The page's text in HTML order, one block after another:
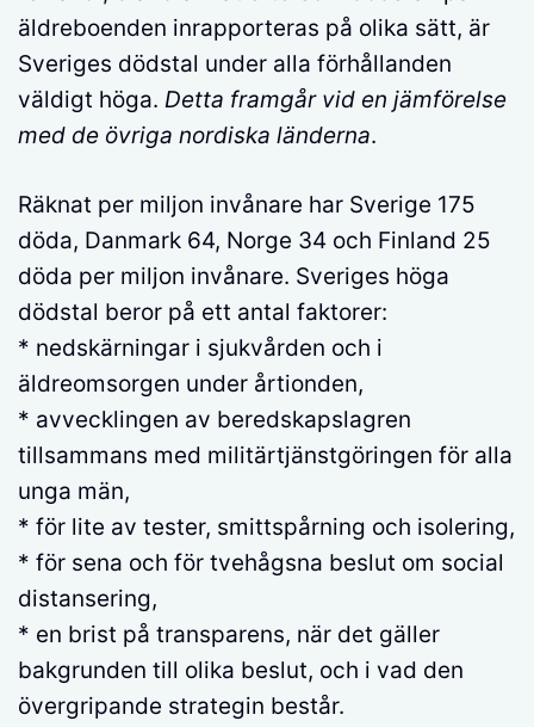
äldreboenden inrapporteras på olika sätt, är
Sveriges dödstal under alla förhållanden
väldigt höga. Detta framgår vid en jämförelse
med de övriga nordiska länderna.
Räknat per miljon invånare har Sverige 175
döda, Danmark 64, Norge 34 och Finland 25
döda per miljon invånare. Sveriges höga
dödstal beror på ett antal faktorer:
* nedskärningar i sjukvården och i
äldreomsorgen under årtionden,
* avvecklingen av beredskapslagren
tillsammans med militärtjänstgöringen för alla
unga män,
* för lite av tester, smittspårning och isolering,
* för sena och för tvehågsna beslut om social
distansering,
* en brist på transparens, när det gäller
bakgrunden till olika beslut, och i vad den
övergripande strategin består.